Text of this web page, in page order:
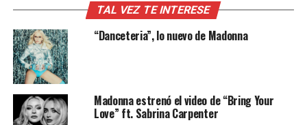
TAL VEZ TE INTERESE
“Danceteria”, lo nuevo de Madonna
Madonna estrenó el video de “Bring Your
Love” ft. Sabrina Carpenter